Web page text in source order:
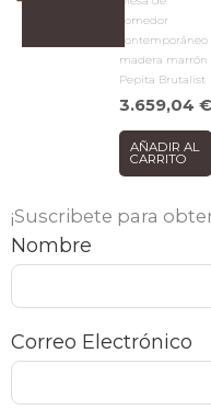
comedor
contemporáneo
madera marrón
Pepita Brutalist
3.659,04€
AÑADIR AL
CARRITO
¡Suscribete para
Nombre
Correo Electrónico